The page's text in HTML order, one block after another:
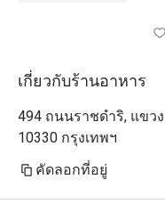
เกี่ยวกับร้านอาหาร
494 ถนนราชดำริ, แขว
10330 กรุงเทพฯ
คัดลอกที่อยู่